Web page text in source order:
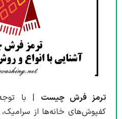
ترمز فرش چیست | با
کفپوش‌های خانه‌ها از سرامیک،